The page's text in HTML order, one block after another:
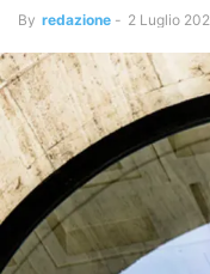
By redazione - 2 Luglio